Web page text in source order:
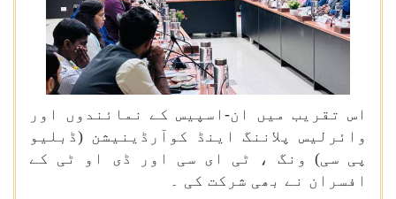
اس تقریب میں ان-اسپیس کے نمائندوں اور
وائرلیس پلاننگ اینڈ کوآرڈینیشن (ڈبلیو
پی سی) ونگ ، ٹی ای سی اور ڈی او ٹی کے
افسران نے بھی شرکت کی ۔